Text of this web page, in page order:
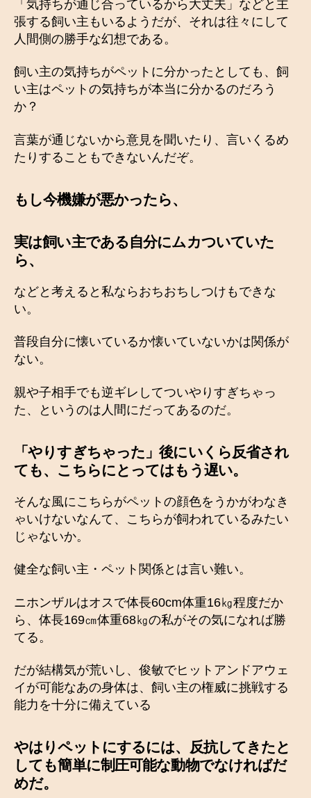
「気持ちが通じ合っているから大丈夫」などと主
張する飼い主もいるようだが、それは往々にして
人間側の勝手な幻想である。
飼い主の気持ちがペットに分かったとしても、飼
い主はペットの気持ちが本当に分かるのだろう
か？
言葉が通じないから意見を聞いたり、言いくるめ
たりすることもできないんだぞ。
もし今機嫌が悪かったら、
実は飼い主である自分にムカついていた
ら、
などと考えると私ならおちおちしつけもできな
い。
普段自分に懐いているか懐いていないかは関係が
ない。
親や子相手でも逆ギレしてついやりすぎちゃっ
た、というのは人間にだってあるのだ。
「やりすぎちゃった」後にいくら反省され
ても、こちらにとってはもう遅い。
そんな風にこちらがペットの顔色をうかがわなき
ゃいけないなんて、こちらが飼われているみたい
じゃないか。
健全な飼い主・ペット関係とは言い難い。
ニホンザルはオスで体長60cm体重16㎏程度だか
ら、体長169㎝体重68㎏の私がその気になれば勝
てる。
だが結構気が荒いし、俊敏でヒットアンドアウェ
イが可能なあの身体は、飼い主の権威に挑戦する
能力を十分に備えている
やはりペットにするには、反抗してきたと
しても簡単に制圧可能な動物でなければだ
めだ。